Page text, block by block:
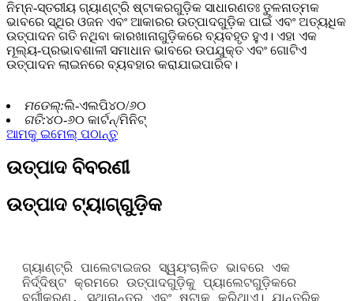
ନିମ୍ନ-ସ୍ତରୀୟ ଗ୍ୟାଣ୍ଟ୍ରି ଷ୍ଟାକରଗୁଡ଼ିକ ସାଧାରଣତଃ ତୁଳନାତ୍ମକ
ଭାବରେ ସ୍ଥିର ଓଜନ ଏବଂ ଆକାରର ଉତ୍ପାଦଗୁଡ଼ିକ ପାଇଁ ଏବଂ ଅତ୍ୟଧିକ
ଉତ୍ପାଦନ ଗତି ନଥିବା କାରଖାନାଗୁଡ଼ିକରେ ବ୍ୟବହୃତ ହୁଏ। ଏହା ଏକ
ମୂଲ୍ୟ-ପ୍ରଭାବଶାଳୀ ସମାଧାନ ଭାବରେ ଉପଯୁକ୍ତ ଏବଂ ଗୋଟିଏ
ଉତ୍ପାଦନ ଲାଇନରେ ବ୍ୟବହାର କରାଯାଇପାରିବ।
ମଡେଲ୍:ଲି-ଏଲପି୪୦/୬୦
ଗତି:୪୦-୬୦ କାର୍ଟନ୍/ମିନିଟ୍
ଆମକୁ ଇମେଲ୍ ପଠାନ୍ତୁ
ଉତ୍ପାଦ ବିବରଣୀ
ଉତ୍ପାଦ ଟ୍ୟାଗ୍‌ଗୁଡ଼ିକ
ଗ୍ୟାଣ୍ଟ୍ରି ପାଲେଟାଇଜର ସ୍ୱୟଂଚାଳିତ ଭାବରେ ଏକ
ନିର୍ଦ୍ଦିଷ୍ଟ କ୍ରମରେ ଉତ୍ପାଦଗୁଡ଼ିକୁ ପ୍ୟାଲେଟଗୁଡ଼ିକରେ
ବର୍ଗୀକରଣ, ସ୍ଥାନାନ୍ତର ଏବଂ ଷ୍ଟାକ୍ କରିଥାଏ। ଯାନ୍ତ୍ରିକ